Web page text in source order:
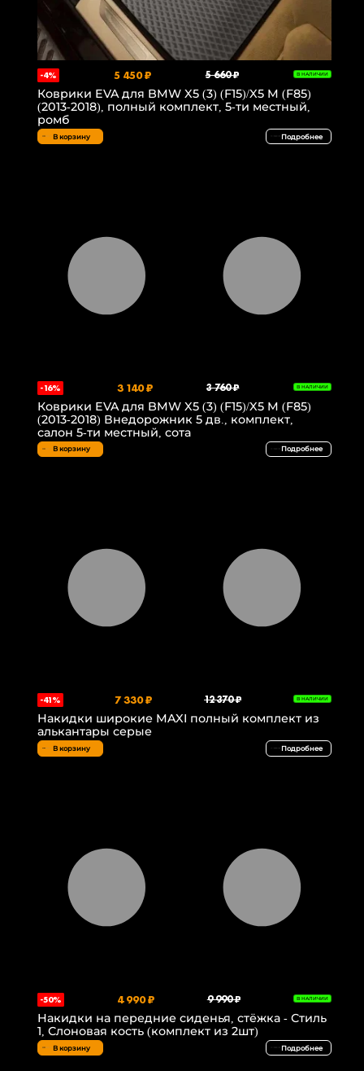
-4% 5 450 ₽ 5 660 ₽ В НАЛИЧИИ
Коврики EVA для BMW X5 (3) (F15)/X5 M (F85)
(2013-2018), полный комплект, 5-ти местный,
ромб
В корзину Подробнее
-16% 3 140 ₽ 3 760 ₽ В НАЛИЧИИ
Коврики EVA для BMW X5 (3) (F15)/X5 M (F85)
(2013-2018) Внедорожник 5 дв., комплект,
салон 5-ти местный, сота
В корзину Подробнее
-41% 7 330 ₽ 12 370 ₽ В НАЛИЧИИ
Накидки широкие MAXI полный комплект из
алькантары серые
В корзину Подробнее
-50% 4 990 ₽ 9 990 ₽ В НАЛИЧИИ
Накидки на передние сиденья, стёжка - Стиль
1, Слоновая кость (комплект из 2шт)
В корзину Подробнее